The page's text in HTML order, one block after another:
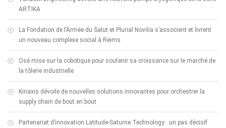
ARTIKA
La Fondation de l’Armée du Salut et Plurial Novilia s’associent et livrent
un nouveau complexe social à Reims
Osé mise sur la cobotique pour soutenir sa croissance sur le marché de
la tôlerie industrielle
Kinaxis dévoile de nouvelles solutions innovantes pour orchestrer la
supply chain de bout en bout
Partenariat d’innovation Latitude-Saturne Technology : un pas décisif